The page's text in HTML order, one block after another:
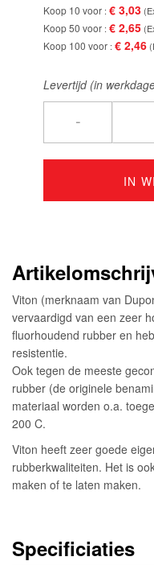
Koop 10 voor € 3,03
Koop 50 voor € 2,65
Koop 100 voor € 2,46
Levertijd (in
-
IN
Viton (merknaam van
vervaardigd van een zeer
fluorhoudend rubber en
resistentie.
Ook tegen de meeste
rubber (de originele
materiaal worden o.a.
200 C.
Viton heeft zeer goede
rubberkwaliteiten. Het is
maken of te laten maken.
Specificiaties